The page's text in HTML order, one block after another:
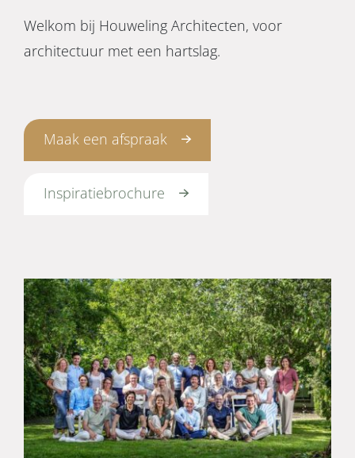
Welkom bij Houweling Architecten, voor
architectuur met een hartslag.
Maak een afspraak
Inspiratiebrochure